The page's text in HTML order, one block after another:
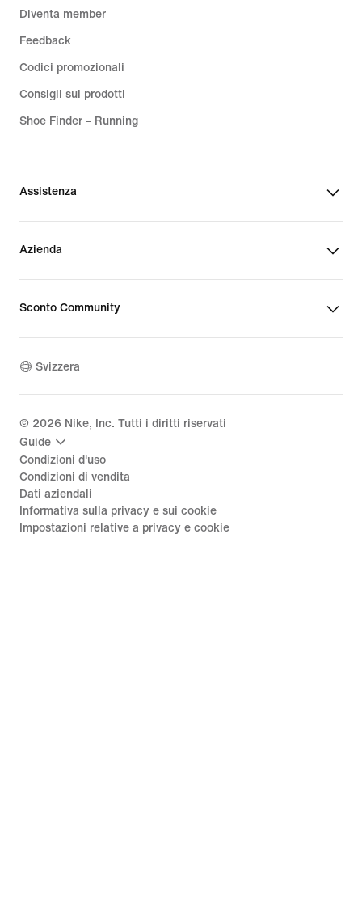
Diventa member
Feedback
Codici promozionali
Consigli sui prodotti
Shoe Finder – Running
Assistenza
Azienda
Sconto Community
Svizzera
© 2026 Nike, Inc. Tutti i diritti riservati
Guide
Condizioni d'uso
Condizioni di vendita
Dati aziendali
Informativa sulla privacy e sui cookie
Impostazioni relative a privacy e cookie